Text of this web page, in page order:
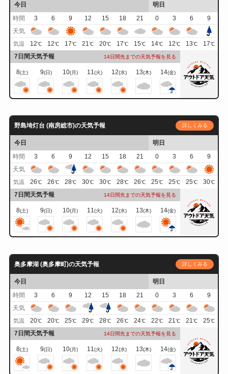
今日
明日
時間
3 6 9 12 15 18 21 0 3 6
9
天気
気温 12℃ 12℃ 17℃ 21℃ 20℃ 17℃ 15℃ 14℃ 12℃ 13℃ 17℃
7日間天気予報 14日間先までの天気予報を見る
8(土) 9(日) 10(月) 11(火) 12(水) 13(木) 14(金)
野島埼灯台 (南房総市)の天気予報 詳しくみる
今日
明日
時間
3 6 9 12 15 18 21 0 3 6
9
天気
気温 26℃ 26℃ 28℃ 30℃ 30℃ 28℃ 26℃ 25℃ 25℃ 25℃ 30℃
7日間天気予報 14日間先までの天気予報を見る
8(土) 9(日) 10(月) 11(火) 12(水) 13(木) 14(金)
奥多摩湖 (奥多摩町)の天気予報 詳しくみる
今日
明日
時間
3 6 9 12 15 18 21 0 3 6
9
天気
気温 20℃ 20℃ 25℃ 29℃ 28℃ 26℃ 24℃ 22℃ 21℃ 21℃ 25℃
7日間天気予報 14日間先までの天気予報を見る
8(土) 9(日) 10(月) 11 (火) 12(水) 13(木) 14(金)